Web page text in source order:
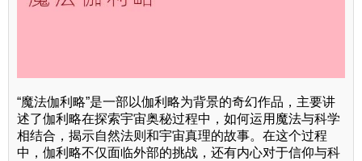
“魔法伽利略”是一部以伽利略为背景的奇幻作品，主要讲
述了伽利略在探索宇宙奥秘过程中，如何运用魔法与科学
相结合，揭示自然法则和宇宙真理的故事。在这个过程
中，伽利略不仅面临外部的挑战，还有内心对于信仰与科